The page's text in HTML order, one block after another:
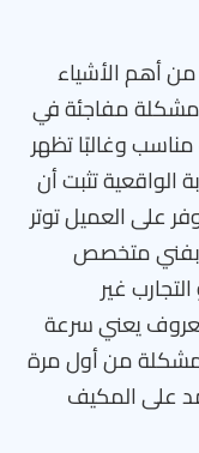
أهم الأشياء
مفاجئة في
وغالبًا تظهر
الواقعية تثبت أن
على العميل توتر
بفني متخصص
غير
يعني سرعة
من أول مرة
على المكيف